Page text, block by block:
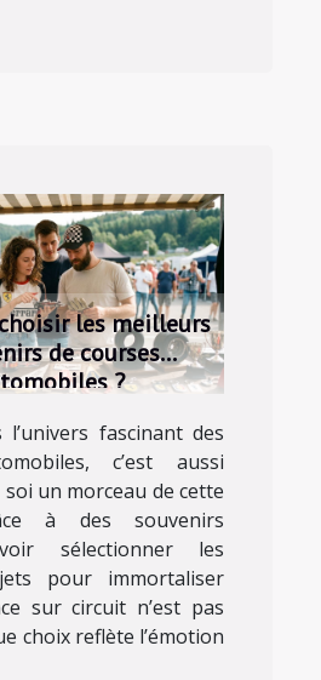
les meilleurs
de courses
?
fascinant des
c’est aussi
un morceau de cette
à des souvenirs
sélectionner les
pour immortaliser
sur circuit n’est pas
choix reflète l’émotion